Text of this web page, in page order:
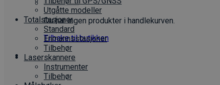
Du har ingen produkter i handlekurven.
Tilbake til butikken
Utgåtte modeller
Totalstasjoner
Standard
Enmannsstasjoner
Tilbehør
Laserskannere
Instrumenter
Tilbehør